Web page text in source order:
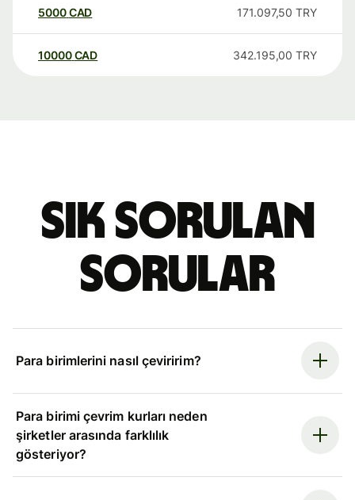
5000CAD 171.097,50 TRY
10000 CAD 342.195,00 TRY
Sık sorulan
sorular
Para birimlerini nasıl çeviririm?
Para birimi çevrim kurları neden
şirketler arasında farklılık
gösteriyor?